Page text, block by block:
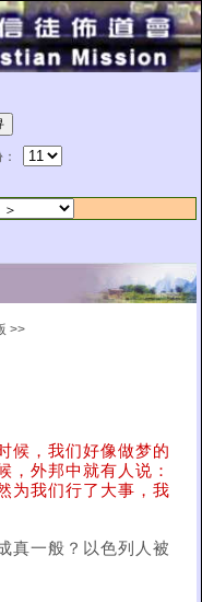
>>
候，我们好像做梦的
，外邦中就有人说：
为我们行了大事，我
真一般？以色列人被